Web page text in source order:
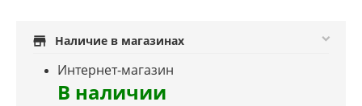
store Наличие в магазинах
Интернет-магазин
В наличии